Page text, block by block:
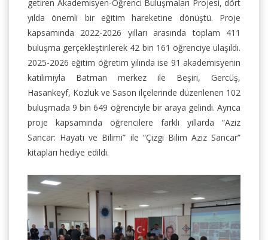
getiren Akademisyen-Öğrenci Buluşmaları Projesi, dört
yılda önemli bir eğitim hareketine dönüştü. Proje
kapsamında 2022-2026 yılları arasında toplam 411
buluşma gerçekleştirilerek 42 bin 161 öğrenciye ulaşıldı.
2025-2026 eğitim öğretim yılında ise 91 akademisyenin
katılımıyla Batman merkez ile Beşiri, Gercüş,
Hasankeyf, Kozluk ve Sason ilçelerinde düzenlenen 102
buluşmada 9 bin 649 öğrenciyle bir araya gelindi. Ayrıca
proje kapsamında öğrencilere farklı yıllarda “Aziz
Sancar: Hayatı ve Bilimi” ile “Çizgi Bilim Aziz Sancar”
kitapları hediye edildi.